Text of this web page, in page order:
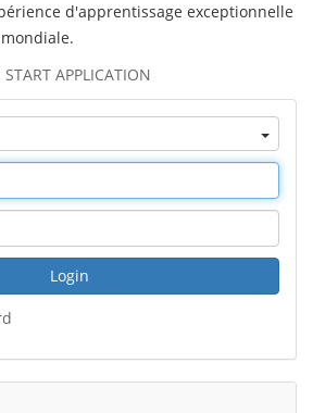
d'apprentissage exceptionnelle
Login